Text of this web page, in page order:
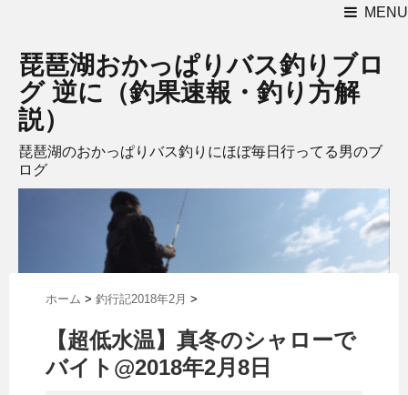
MENU
琵琶湖おかっぱりバス釣りブロ
グ 逆に（釣果速報・釣り方解
説）
琵琶湖のおかっぱりバス釣りにほぼ毎日行ってる男のブ
ログ
ホーム > 釣行記2018年2月 >
【超低水温】真冬のシャローで
バイト@2018年2月8日